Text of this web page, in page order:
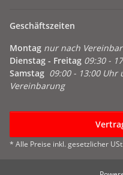
Geschäftszeiten
Montag nur nach
Dienstag - Freitag 09:30 -
Samstag 09:00 - 13:00
Vereinbarung
* Alle Preise inkl. gesetzlicher